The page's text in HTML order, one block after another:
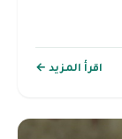
اقرأ المزيد ←